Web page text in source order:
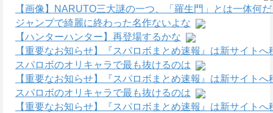
【画像】NARUTO三大謎の一つ、「羅生門」とは一体何
ジャンプで綺麗に終わった名作ないよな
【ハンターハンター】再登場するかな
【重要なお知らせ】『スパロボまとめ速報』は新サイトへ
スパロボのオリキャラで最も抜けるのは
【重要なお知らせ】『スパロボまとめ速報』は新サイトへ
スパロボのオリキャラで最も抜けるのは
【重要なお知らせ】『スパロボまとめ速報』は新サイトへ